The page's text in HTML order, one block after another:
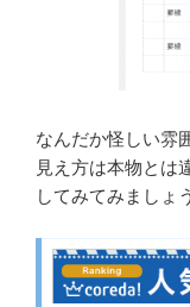
なんだか怪しい雰
見え方は本物とは
してみてみましょ